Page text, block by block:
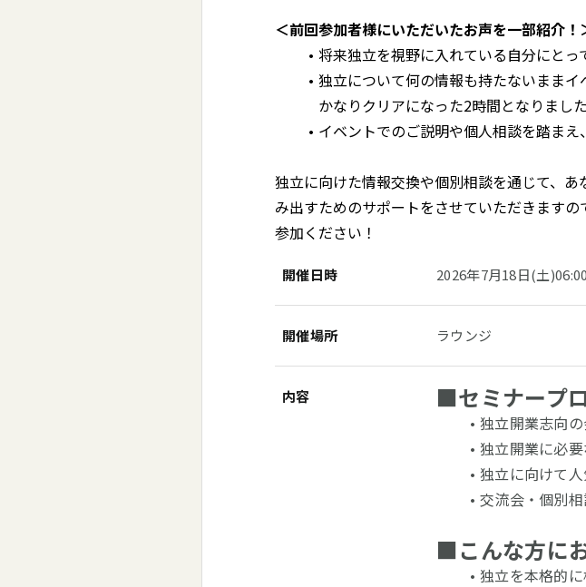
＜前回参加者様にいただいたお声を一部紹介！
将来独立を視野に入れている自分にとっ
独立について何の情報も持たないまま
かなりクリアになった2時間となりました
イベントでのご説明や個人相談を踏ま
独立に向けた情報交換や個別相談を通じて、
み出すためのサポートをさせていただきます
参加ください！
開催日時 2026年7月18日(土)06:00
開催場所 ラウンジ
内容 ■セミナープ
独立開業志向
独立開業に必
独立に向けて
交流会・個別
■こんな方に
独立を本格的